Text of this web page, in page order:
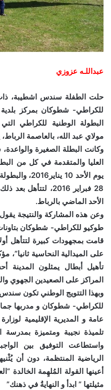
عبداللـه عزوزي
حلت الطفلة سندس اشطيبة،
للكراطي- شطوكان بمركز
البطولة الوطنية للكراطي
مولاي عبد الله، بالعاصمة الرباط، يوم الأحد
وكانت البطلة الصغيرة
العليا والمتقدمة في كل من
يوم الأحد 10
28 فبراير 2016،
الأحد الماضي بالرباط.
وعن هذه المشاركة والنتيجة
طوكيو للكراطي- شطوكان
قامت بمجهودات كبيرة لتتأهل
على الميدالية النحاسية
تأهيل أبطال يمثلون
المراكز على الصعيدين الجهوي
وبهذا التتويج الوطني تكون
للكراطي- شطوكان و مدربها
عامة و المديرية الإقليمية
تلميذة نجيبة ومتميزة بمدرسة
واستطاعت التوفيق بين
الرياضية المنتظمة، دون أن
أعينها القولة المُلهِمة الخالدة
مثيلتها ” ابدأ و النهايةُ في ذهنك”